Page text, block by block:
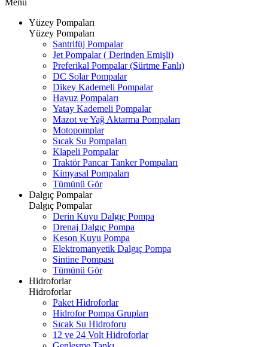
Menü
Yüzey Pompaları
Yüzey Pompaları
Santrifüj Pompalar
Jet Pompalar ( Derinden Emişli)
Preferikal Pompalar (Sürtme Fanlı)
DC Solar Pompalar
Dikey Kademeli Pompalar
Havuz Pompaları
Yatay Kademeli Pompalar
Mazot ve Yağ Aktarma Pompaları
Motopomplar
Sıcak Su Pompaları
Klapeli Pompalar
Traktör Pancar Tanker Pompaları
Kimyasal Pompaları
Tümünü Gör
Dalgıç Pompalar
Dalgıç Pompalar
Derin Kuyu Dalgıç Pompa
Drenaj Dalgıç Pompa
Keson Kuyu Pompa
Elektromanyetik Dalgıç Pompa
Sintine Pompası
Tümünü Gör
Hidroforlar
Hidroforlar
Paket Hidroforlar
Hidrofor Pompa Grupları
Sıcak Su Hidroforu
12 ve 24 Volt Hidroforlar